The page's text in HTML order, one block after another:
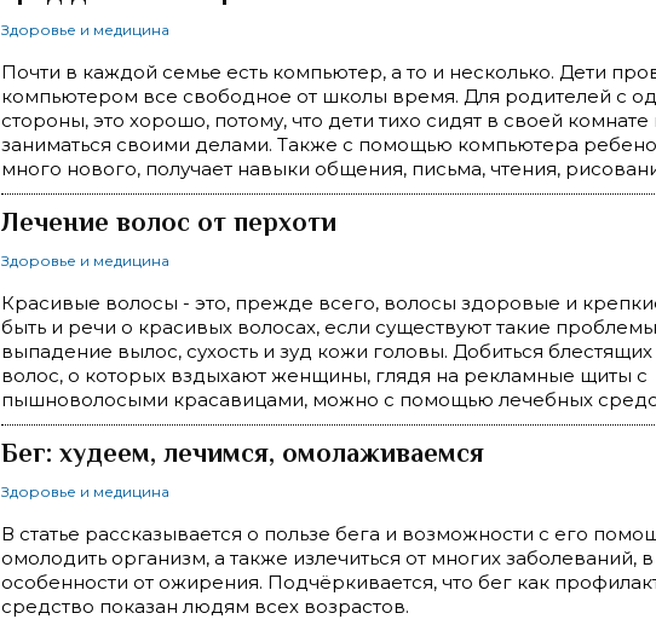
Здоровье и медицина
Почти в каждой семье есть компьютер, а то и несколько. Дети
компьютером все свободное от школы время. Для родителей с
стороны, это хорошо, потому, что дети тихо сидят в своей
заниматься своими делами. Также с помощью компьютера
много нового, получает навыки общения, письма, чтения,
Лечение волос от перхоти
Здоровье и медицина
Красивые волосы - это, прежде всего, волосы здоровые и
быть и речи о красивых волосах, если существуют такие
выпадение вылос, сухость и зуд кожи головы. Добиться блестящих
волос, о которых вздыхают женщины, глядя на рекламные щиты с
пышноволосыми красавицами, можно с помощью лечебных
Бег: худеем, лечимся, омолаживаемся
Здоровье и медицина
В статье рассказывается о пользе бега и возможности с его
омолодить организм, а также излечиться от многих заболеваний, в
особенности от ожирения. Подчёркивается, что бег как
средство показан людям всех возрастов.